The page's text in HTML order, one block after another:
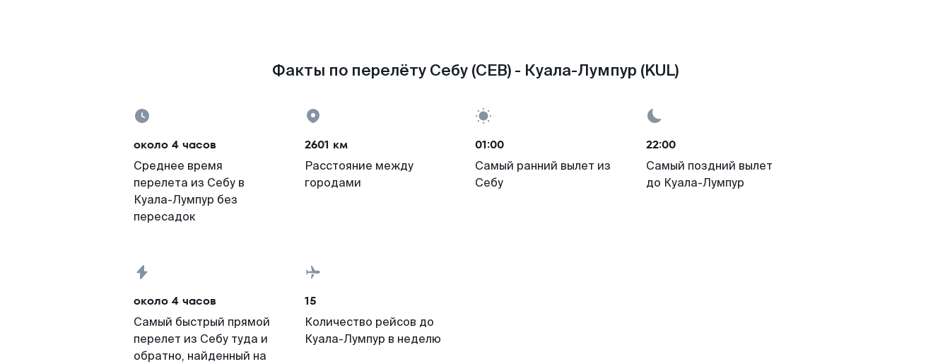
Факты по перелёту Себу (CEB) - Куала-Лумпур (KUL)
около 4 часов
Среднее время
перелета из Себу в
Куала-Лумпур без
пересадок
2601 км
Расстояние между
городами
01:00
Самый ранний вылет из
Себу
22:00
Самый поздний вылет
до Куала-Лумпур
около 4 часов
Самый быстрый прямой
перелет из Себу туда и
обратно, найденный на
15
Количество рейсов до
Куала-Лумпур в неделю